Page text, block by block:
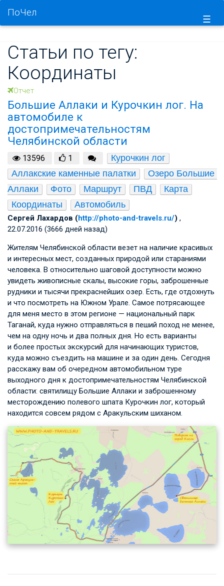
☰
ПоЧел
Статьи по тегу:
Координаты
Отчет
Большие Аллаки и Курочкин лог. На
автомобиле к
достопримечательностям
Челябинской области
13596 1
Курочкин лог
Аллакские каменные палатки
Озеро Большие
Аллаки
Фото Маршрут ПВД
Карта
Координаты
Автомобиль
Сергей Лахардов (http://photo-and-travels.ru/) ,
22.07.2016 (3666 дней назад)
Жителям Челябинской области везет на наличие красивых
и интересных мест, созданных природой или стараниями
человека. В относительно шаговой доступности можно
увидеть живописные скалы, высокие горы, заброшенные
рудники и тысячи прекраснейших озер. Есть, где отдохнуть
и что посмотреть на Южном Урале. Самое потрясающее
для меня место в этом регионе — национальный парк
Таганай, куда нужно отправляться в пеший поход не менее,
чем на одну ночь и два полных дня. Но есть варианты
и более простых экскурсий для начинающих туристов,
куда можно съездить на машине и за один день. Сегодня
расскажу вам об очередном автомобильном туре
выходного дня к достопримечательностям Челябинской
области: святилищу Большие Аллаки и заброшенному
месторождению полевого шпата Курочкин лог, который
находится совсем рядом с Аракульским шиханом.